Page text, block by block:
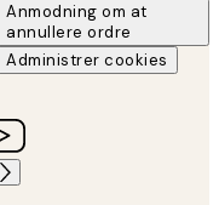
Anmodning om at
annullere ordre
Administrer cookies